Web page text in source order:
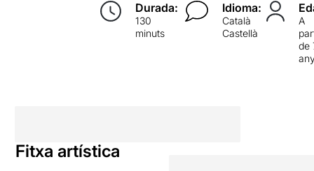
Durada:
130
minuts
Idioma:
Català
Castellà
A
de
Fitxa artística